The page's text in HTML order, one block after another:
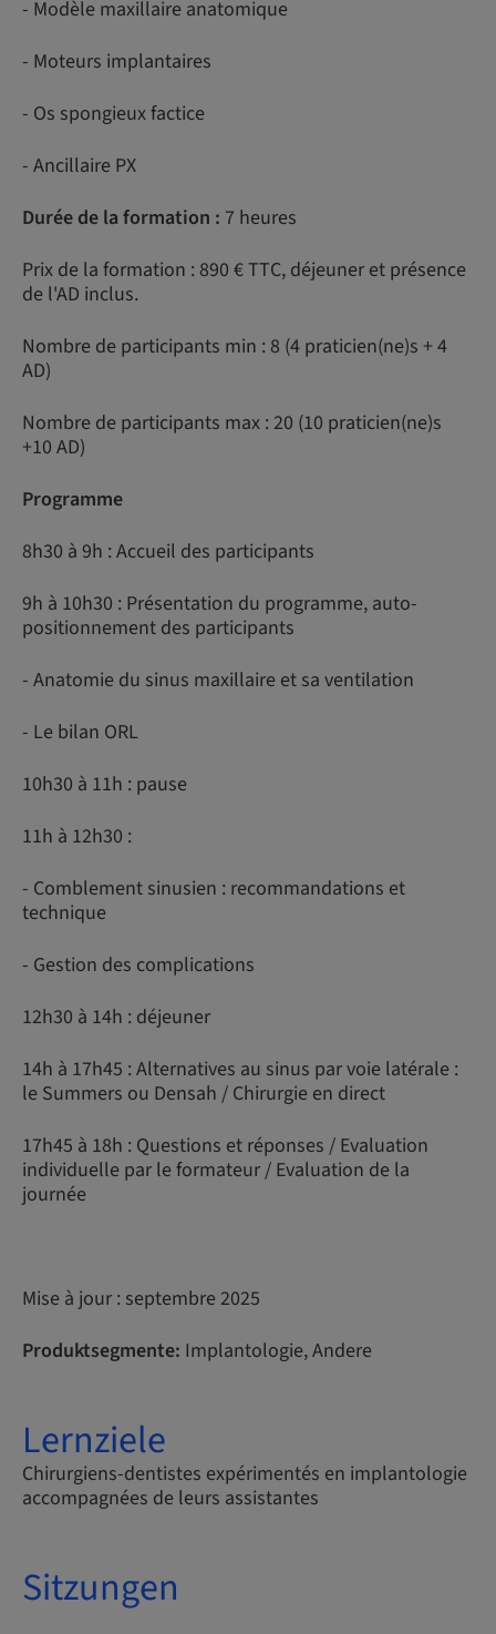
- Modèle maxillaire anatomique
- Moteurs implantaires
- Os spongieux factice
- Ancillaire PX
Durée de la formation : 7 heures
Prix de la formation : 890 € TTC, déjeuner et présence
de l'AD inclus.
Nombre de participants min : 8 (4 praticien(ne)s + 4
AD)
Nombre de participants max : 20 (10 praticien(ne)s
+10 AD)
Programme
8h30 à 9h : Accueil des participants
9h à 10h30 : Présentation du programme, auto-
positionnement des participants
- Anatomie du sinus maxillaire et sa ventilation
- Le bilan ORL
10h30 à 11h : pause
11h à 12h30 :
- Comblement sinusien : recommandations et
technique
- Gestion des complications
12h30 à 14h : déjeuner
14h à 17h45 : Alternatives au sinus par voie latérale :
le Summers ou Densah / Chirurgie en direct
17h45 à 18h : Questions et réponses / Evaluation
individuelle par le formateur / Evaluation de la
journée
Mise à jour : septembre 2025
Produktsegmente: Implantologie, Andere
Lernziele
Chirurgiens-dentistes expérimentés en implantologie
accompagnées de leurs assistantes
Sitzungen